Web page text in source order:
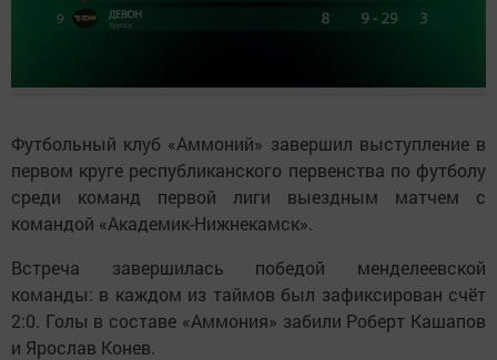
Футбольный клуб «Аммоний» завершил выступление в
первом круге республиканского первенства по футболу
среди команд первой лиги выездным матчем с
командой «Академик-Нижнекамск».
Встреча завершилась победой менделеевской
команды: в каждом из таймов был зафиксирован счёт
2:0. Голы в составе «Аммония» забили Роберт Кашапов
и Ярослав Конев.